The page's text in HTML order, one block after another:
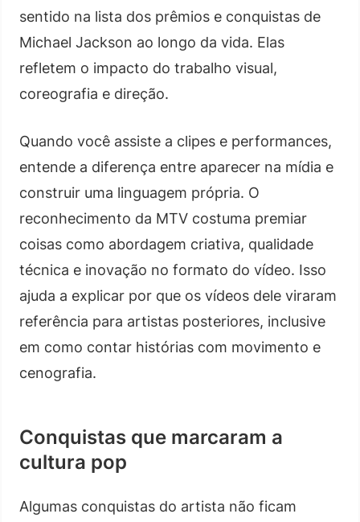
sentido na lista dos prêmios e conquistas de
Michael Jackson ao longo da vida. Elas
refletem o impacto do trabalho visual,
coreografia e direção.
Quando você assiste a clipes e performances,
entende a diferença entre aparecer na mídia e
construir uma linguagem própria. O
reconhecimento da MTV costuma premiar
coisas como abordagem criativa, qualidade
técnica e inovação no formato do vídeo. Isso
ajuda a explicar por que os vídeos dele viraram
referência para artistas posteriores, inclusive
em como contar histórias com movimento e
cenografia.
Conquistas que marcaram a
cultura pop
Algumas conquistas do artista não ficam